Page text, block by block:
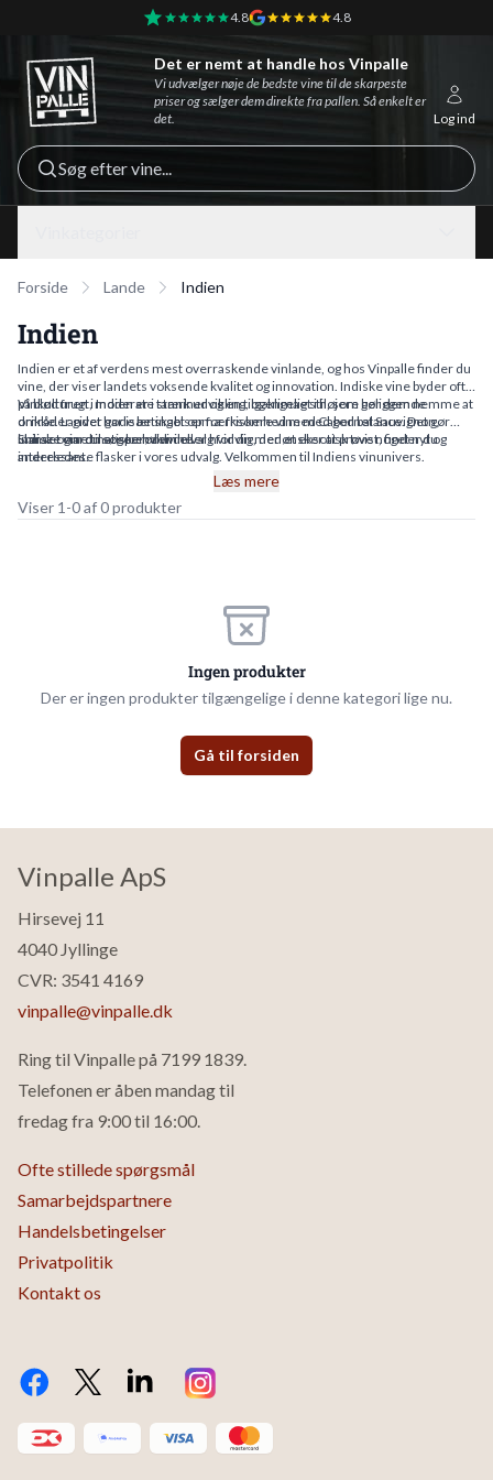
4.8 4.8
Vinpalle - Forside
Log ind
Det er nemt at handle hos Vinpalle
Vi udvælger nøje de bedste vine til de skarpeste
priser og sælger dem direkte fra pallen. Så enkelt er
det.
Søg efter vine...
Forside Lande Indien
Indien
Indien er et af verdens mest overraskende vinlande, og hos Vinpalle finder du
vine, der viser landets voksende kvalitet og innovation. Indiske vine byder ofte
på blød frugt, moderate tanniner og en tilgængelig stil, som gør dem nemme at
drikke. Landet har især skabt opmærksomhed med Cabernet Sauvignon,
Shiraz og aromatiske hvidvine.
Vinkulturen i Indien er i stærk udvikling, og klimaet i højere beliggende
områder giver gode betingelser for friskere vine med god balance. Det gør
indiske vine til et spændende valg for dig, der ønsker at prøve noget nyt og
anderledes.
Uanset om du søger rødvin eller hvidvin med et eksotisk twist, finder du
interessante flasker i vores udvalg. Velkommen til Indiens vinunivers.
Læs mere
Viser 1-0 af 0 produkter
Ingen produkter
Der er ingen produkter tilgængelige i denne kategori lige nu.
Gå til forsiden
Vinpalle ApS
Hirsevej 11
4040 Jyllinge
CVR: 3541 4169
vinpalle@vinpalle.dk
Ring til Vinpalle på 7199 1839.
Telefonen er åben mandag til
fredag fra 9:00 til 16:00.
Ofte stillede spørgsmål
Samarbejdspartnere
Handelsbetingelser
Privatpolitik
Kontakt os
FacebookTwitter X.com
LinkedInInstagram